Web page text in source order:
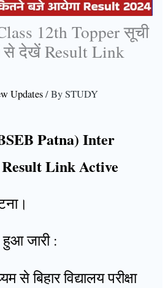
12th Topper सूची
से देखें Result Link
Updates/ BySTUDY
Patna) Inter
Link Active
जारी :
बिहार विद्यालय परीक्षा